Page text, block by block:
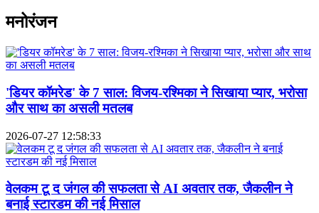
मनोरंजन
'डियर कॉमरेड' के 7 साल: विजय-रश्मिका ने सिखाया प्यार, भरोसा
और साथ का असली मतलब
2026-07-27 12:58:33
वेलकम टू द जंगल की सफलता से AI अवतार तक, जैकलीन ने
बनाई स्टारडम की नई मिसाल